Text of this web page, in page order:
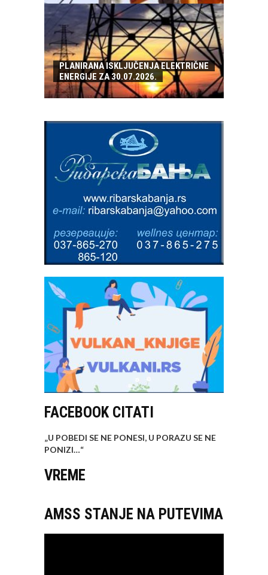
PLANIRANA ISKLJUČENJA ELEKTRIČNE
ENERGIJE ZA 30.07.2026.
FACEBOOK CITATI
„U POBEDI SE NE PONESI, U PORAZU SE NE
PONIZI…“
VREME
AMSS STANJE NA PUTEVIMA